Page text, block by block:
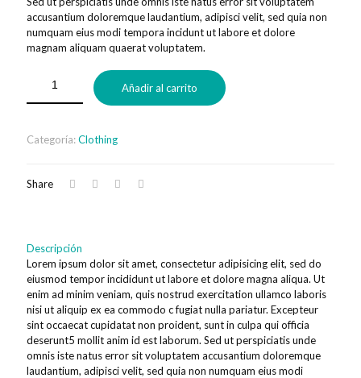
era:
$799.00.
es:
$600.00.
accusantium doloremque laudantium, adipisci velit, sed quia non
numquam eius modi tempora incidunt ut labore et dolore
magnam aliquam quaerat voluptatem.
Añadir al carrito
Categoría:Clothing
Share
Descripción
Lorem ipsum dolor sit amet, consectetur adipisicing elit, sed do
eiusmod tempor incididunt ut labore et dolore magna aliqua. Ut
enim ad minim veniam, quis nostrud exercitation ullamco laboris
nisi ut aliquip ex ea commodo c fugiat nulla pariatur. Excepteur
sint occaecat cupidatat non proident, sunt in culpa qui officia
deserunt5 mollit anim id est laborum. Sed ut perspiciatis unde
omnis iste natus error sit voluptatem accusantium doloremque
laudantium, adipisci velit, sed quia non numquam eius modi